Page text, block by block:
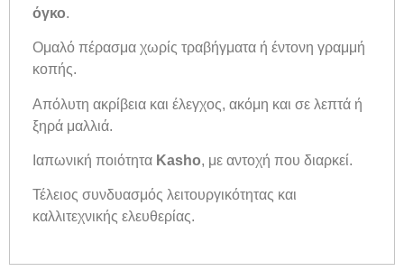
όγκο.
Ομαλό πέρασμα χωρίς τραβήγματα ή έντονη γραμμή
κοπής.
Απόλυτη ακρίβεια και έλεγχος, ακόμη και σε λεπτά ή
ξηρά μαλλιά.
Ιαπωνική ποιότητα Kasho, με αντοχή που διαρκεί.
Τέλειος συνδυασμός λειτουργικότητας και
καλλιτεχνικής ελευθερίας.